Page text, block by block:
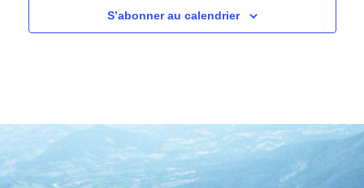
S’abonner au calendrier